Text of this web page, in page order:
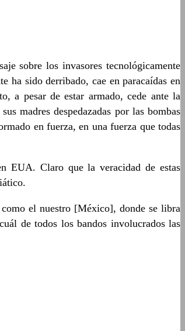
sobre los invasores tecnológicamente
ha sido derribado, cae en paracaídas en
a pesar de estar armado, cede ante la
madres despedazadas por las bombas
en fuerza, en una fuerza que todas
EUA. Claro que la veracidad de estas
como el nuestro [México], donde se libra
de todos los bandos involucrados las